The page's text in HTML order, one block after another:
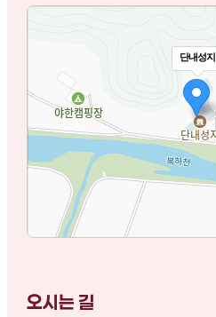
단내성지
오시는 길